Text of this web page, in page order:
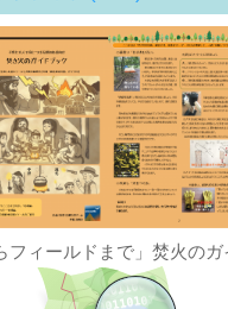
フィールドまで」焚火の